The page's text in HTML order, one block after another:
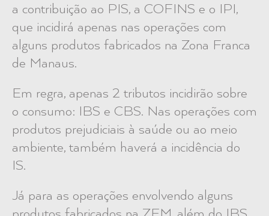
a contribuição ao PIS, a COFINS e o IPI,
que incidirá apenas nas operações com
alguns produtos fabricados na Zona Franca
de Manaus.
Em regra, apenas 2 tributos incidirão sobre
o consumo: IBS e CBS. Nas operações com
produtos prejudiciais à saúde ou ao meio
ambiente, também haverá a incidência do
IS.
Já para as operações envolvendo alguns